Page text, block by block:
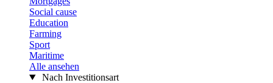
Social cause
Education
Farming
Sport
Maritime
Alle ansehen
Nach Investitionsart